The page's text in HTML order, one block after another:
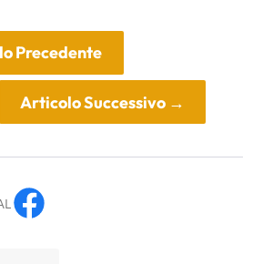
Precedente
Articolo Successivo→